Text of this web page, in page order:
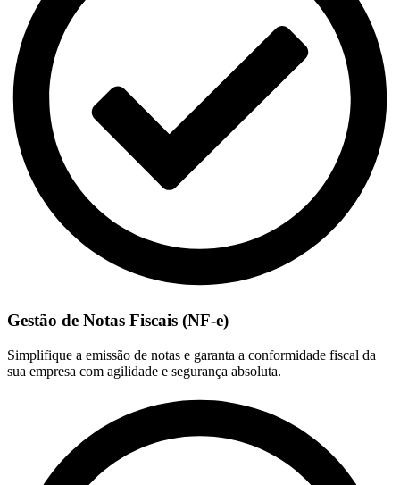
Gestão de Notas Fiscais (NF-e)
Simplifique a emissão de notas e garanta a conformidade fiscal da
sua empresa com agilidade e segurança absoluta.